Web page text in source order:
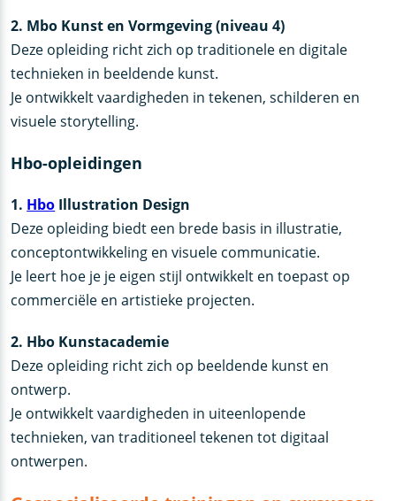
2. Mbo Kunst en Vormgeving (niveau 4)
Deze opleiding richt zich op traditionele en digitale
technieken in beeldende kunst.
Je ontwikkelt vaardigheden in tekenen, schilderen en
visuele storytelling.
Hbo-opleidingen
1. Hbo Illustration Design
Deze opleiding biedt een brede basis in illustratie,
conceptontwikkeling en visuele communicatie.
Je leert hoe je je eigen stijl ontwikkelt en toepast op
commerciële en artistieke projecten.
2. Hbo Kunstacademie
Deze opleiding richt zich op beeldende kunst en
ontwerp.
Je ontwikkelt vaardigheden in uiteenlopende
technieken, van traditioneel tekenen tot digitaal
ontwerpen.